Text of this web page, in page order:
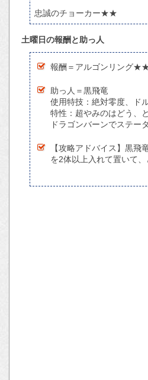
忠誠のチョーカー★★
土曜日の報酬と助っ人
報酬＝アルゴンリング
助っ人＝黒飛竜
使用特技：絶対零度、ド
特性：超やみのはどう、
ドラゴンバーンでステー
【攻略アドバイス】黒
を2体以上入れて置いて